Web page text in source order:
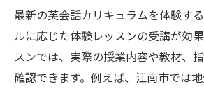
最新の英会話カリキュラムを体験す
ルに応じた体験レッスンの受講が効
スンでは、実際の授業内容や教材、
確認できます。例えば、江南市では